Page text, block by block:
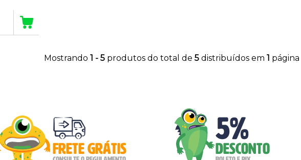
Mostrando 1 - 5 produtos do total de 5distribuídos em 1 página